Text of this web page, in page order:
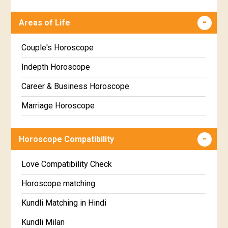
Uttara Phalguni Star Horoscope
Hastha Star Horoscope
Chitha Star Horoscope
Swathi Star Horoscope
Visakha Star Horoscope
Jyeshta Star Horoscope
Moola Star Horoscope
Poorvashaada Star Horoscope
Uttarashaada Star Horoscope
Sravana Star Horoscope
Kannada
Marathi
Gujarati
Sinhala
Areas of Life
Couple's Horoscope
Indepth Horoscope
Career & Business Horoscope
Marriage Horoscope
Education Horoscope
Super Horoscope
Future Book
Numerology
Horoscope Compatibility
Love Compatibility Check
Horoscope matching
Kundli Matching in Hindi
Kundli Milan